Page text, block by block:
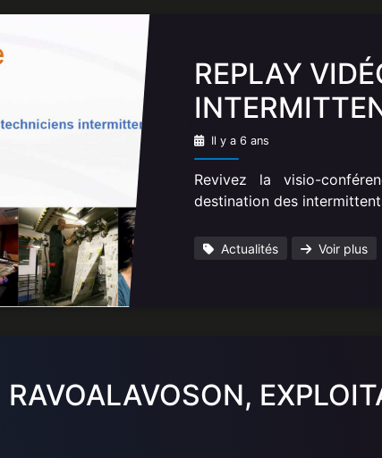
REPLAY
Il y a 6 ans
Revivez la visio-
destination des
Actualités Voir plus
RAVOALAVOSON,